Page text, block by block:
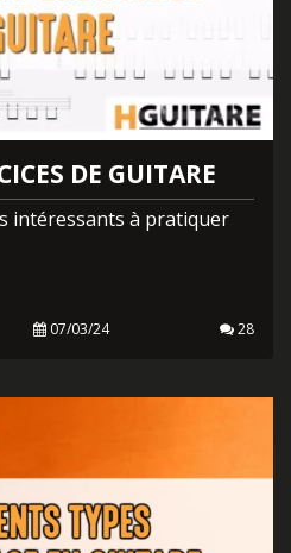
DE GUITARE
intéressants à pratiquer
07/03/24 28